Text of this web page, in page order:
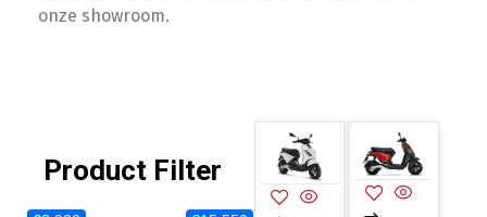
onze showroom.
Product Filter